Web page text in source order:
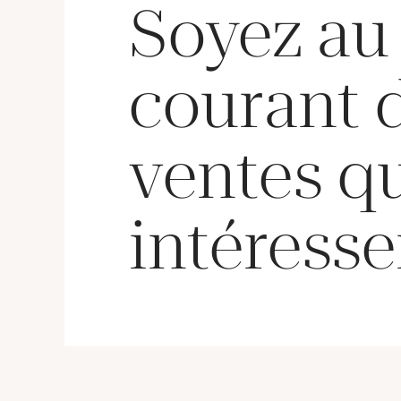
Soyez au
courant
ventes